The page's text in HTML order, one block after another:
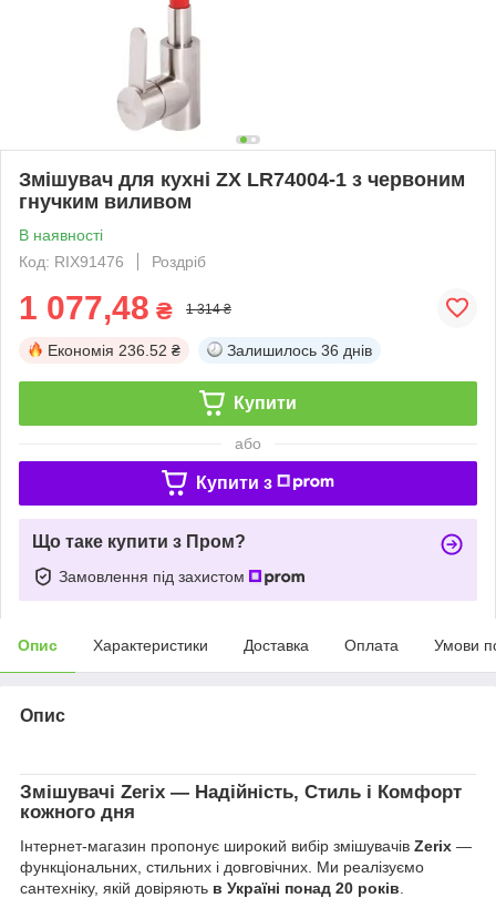
Змішувач для кухні ZX LR74004-1 з червоним
гнучким виливом
В наявності
Код: RIX91476
Роздріб
1 077,48 ₴ 1 314 ₴
Економія 236.52 ₴ Залишилось 36 днів
Купити
або
Купити з
Що таке купити з Пром?
Замовлення під захистом
Опис Характеристики Доставка Оплата Умови
Опис
Змішувачі Zerix — Надійність, Стиль і Комфорт
кожного дня
Інтернет-магазин пропонує широкий вибір змішувачів Zerix —
функціональних, стильних і довговічних. Ми реалізуємо
сантехніку, якій довіряють в Україні понад 20 років